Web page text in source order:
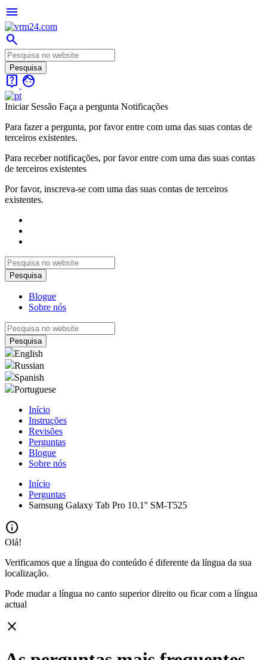
menu
search
live_help face
Iniciar Sessão Faça a pergunta Notificações
Para fazer a pergunta, por favor entre com uma das suas contas de
terceiros existentes.
Para receber notificações, por favor entre com uma das suas contas
de terceiros existentes
Por favor, inscreva-se com uma das suas contas de terceiros
existentes.
Blogue
Sobre nós
English
Russian
Spanish
Portuguese
Início
Instruções
Revisões
Perguntas
Blogue
Sobre nós
Início
Perguntas
Samsung Galaxy Tab Pro 10.1'' SM-T525
info
Olá!
Verificamos que a língua do conteúdo é diferente da língua da sua
localização.
Pode mudar a língua no canto superior direito ou ficar com a língua
actual
close